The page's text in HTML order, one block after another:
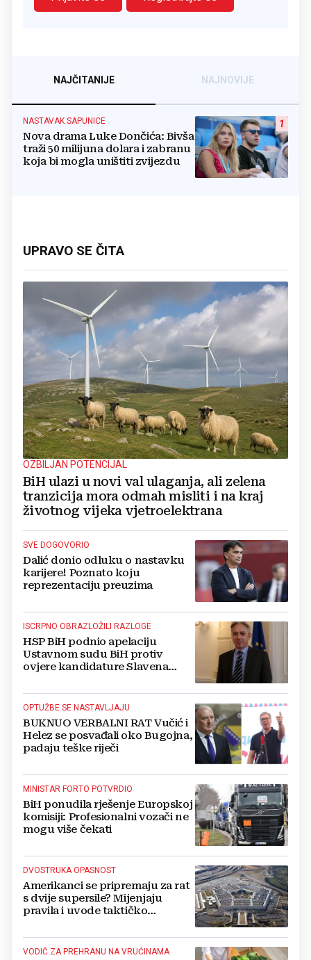
NAJČITANIJE NAJNOVIJE
1
NASTAVAK SAPUNICE
Nova drama Luke Dončića: Bivša
traži 50 milijuna dolara i zabranu
koja bi mogla uništiti zvijezdu
UPRAVO SE ČITA
OZBILJAN POTENCIJAL
BiH ulazi u novi val ulaganja, ali zelena
tranzicija mora odmah misliti i na kraj
životnog vijeka vjetroelektrana
SVE DOGOVORIO
Dalić donio odluku o nastavku
karijere! Poznato koju
reprezentaciju preuzima
ISCRPNO OBRAZLOŽILI RAZLOGE
HSP BiH podnio apelaciju
Ustavnom sudu BiH protiv
ovjere kandidature Slavena
OPTUŽBE SE NASTAVLJAJU
BUKNUO VERBALNI RAT Vučić i
Helez se posvađali oko Bugojna,
padaju teške riječi
MINISTAR FORTO POTVRDIO
BiH ponudila rješenje Europskoj
komisiji: Profesionalni vozači ne
mogu više čekati
DVOSTRUKA OPASNOST
Amerikanci se pripremaju za rat
s dvije supersile? Mijenjaju
pravila i uvode taktičko
VODIČ ZA PREHRANU NA VRUĆINAMA